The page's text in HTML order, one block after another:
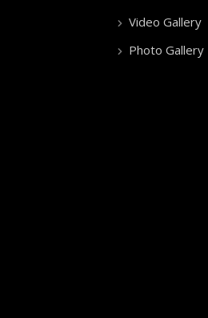
Video Gallery
Photo Gallery